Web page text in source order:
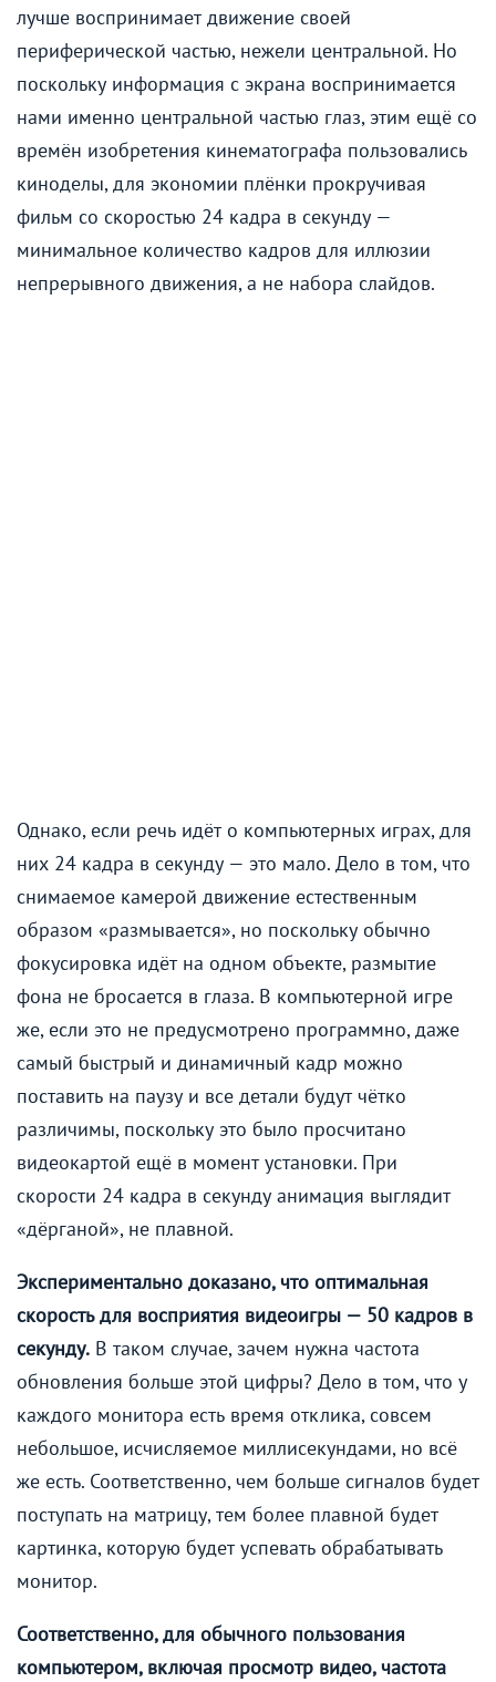
лучше воспринимает движение своей
периферической частью, нежели центральной. Но
поскольку информация с экрана воспринимается
нами именно центральной частью глаз, этим ещё со
времён изобретения кинематографа пользовались
киноделы, для экономии плёнки прокручивая
фильм со скоростью 24 кадра в секунду —
минимальное количество кадров для иллюзии
непрерывного движения, а не набора слайдов.
Однако, если речь идёт о компьютерных играх, для
них 24 кадра в секунду — это мало. Дело в том, что
снимаемое камерой движение естественным
образом «размывается», но поскольку обычно
фокусировка идёт на одном объекте, размытие
фона не бросается в глаза. В компьютерной игре
же, если это не предусмотрено программно, даже
самый быстрый и динамичный кадр можно
поставить на паузу и все детали будут чётко
различимы, поскольку это было просчитано
видеокартой ещё в момент установки. При
скорости 24 кадра в секунду анимация выглядит
«дёрганой», не плавной.
Экспериментально доказано, что оптимальная
скорость для восприятия видеоигры — 50 кадров в
секунду. В таком случае, зачем нужна частота
обновления больше этой цифры? Дело в том, что у
каждого монитора есть время отклика, совсем
небольшое, исчисляемое миллисекундами, но всё
же есть. Соответственно, чем больше сигналов будет
поступать на матрицу, тем более плавной будет
картинка, которую будет успевать обрабатывать
монитор.
Соответственно, для обычного пользования
компьютером, включая просмотр видео, частота